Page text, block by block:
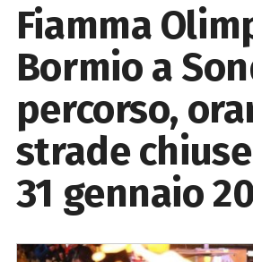
Fiamma
Bormio a
percorso,
strade
31 gennaio